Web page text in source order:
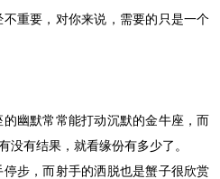
重要，对你来说，需要的只是一个
幽默常常能打动沉默的金牛座，而
有结果，就看缘份有多少了。
步，而射手的洒脱也是蟹子很欣赏